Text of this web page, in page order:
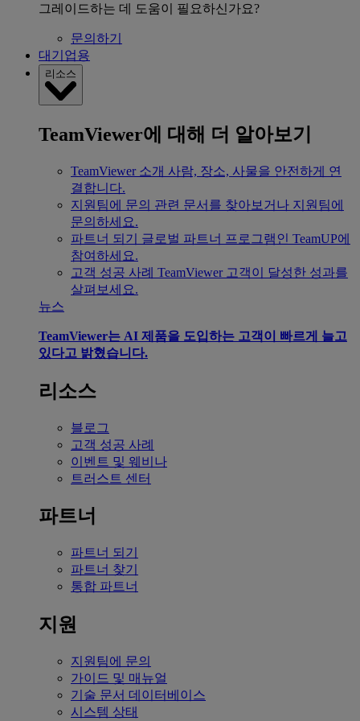
그레이드하는 데 도움이 필요하신가요?
문의하기
대기업용
리소스
TeamViewer에 대해 더 알아보기
TeamViewer 소개 사람, 장소, 사물을 안전하게 연
결합니다.
지원팀에 문의 관련 문서를 찾아보거나 지원팀에
문의하세요.
파트너 되기
글로벌 파트너 프로그램인 TeamUP에
참여하세요.
고객 성공 사례 TeamViewer 고객이 달성한 성과를
살펴보세요.
뉴스
TeamViewer는 AI 제품을 도입하는 고객이 빠르게 늘고
있다고 밝혔습니다.
리소스
블로그
고객 성공 사례
이벤트 및 웨비나
트러스트 센터
파트너
파트너 되기
파트너 찾기
통합 파트너
지원
지원팀에 문의
가이드 및 매뉴얼
기술 문서 데이터베이스
시스템 상태